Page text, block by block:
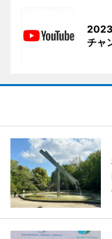
2023
チャ